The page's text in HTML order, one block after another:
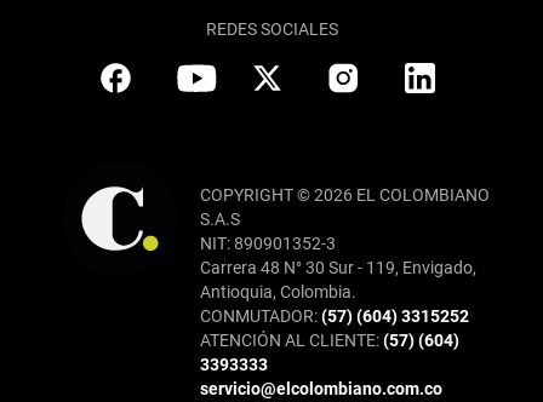
REDES SOCIALES
COPYRIGHT © 2026 EL COLOMBIANO
S.A.S
NIT: 890901352-3
Carrera 48 N° 30 Sur - 119, Envigado,
Antioquia, Colombia.
CONMUTADOR:(57) (604) 3315252
ATENCIÓN AL CLIENTE:(57) (604)
3393333
servicio@elcolombiano.com.co